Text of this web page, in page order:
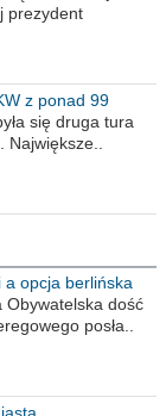
prezydent
z ponad 99
się druga tura
Największe..
a opcja berlińska
Obywatelska dość
posła..